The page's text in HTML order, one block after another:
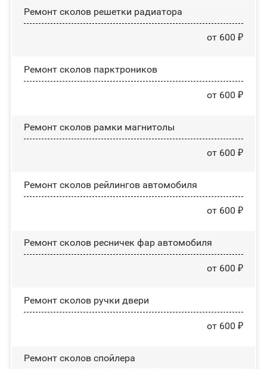
Ремонт сколов решетки радиатора
от 600 ₽
Ремонт сколов парктроников
от 600 ₽
Ремонт сколов рамки магнитолы
от 600 ₽
Ремонт сколов рейлингов автомобиля
от 600 ₽
Ремонт сколов ресничек фар автомобиля
от 600 ₽
Ремонт сколов ручки двери
от 600 ₽
Ремонт сколов спойлера